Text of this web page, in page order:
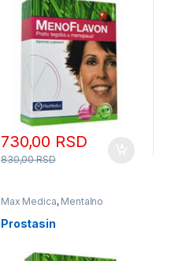
730,00 RSD
830,00RSD
Max Medica, Mentalno
Prostasin